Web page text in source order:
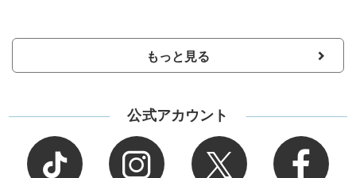
もっと見る
公式アカウント